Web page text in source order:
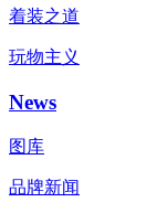
着装之道
玩物主义
News
图库
品牌新闻